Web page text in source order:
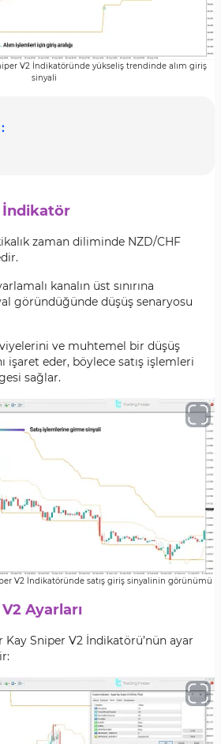
V2 İndikatöründe yükseliş trendinde alım giriş
sinyali
İndikatör
zaman diliminde NZD/CHF
kanalın üst sınırına
göründüğünde düşüş senaryosu
ve muhtemel bir düşüş
işaret eder, böylece satış işlemleri
sağlar.
V2 İndikatöründe satış giriş sinyalinin görünümü
Ayarları
Kay Sniper V2 İndikatörü’nün ayar